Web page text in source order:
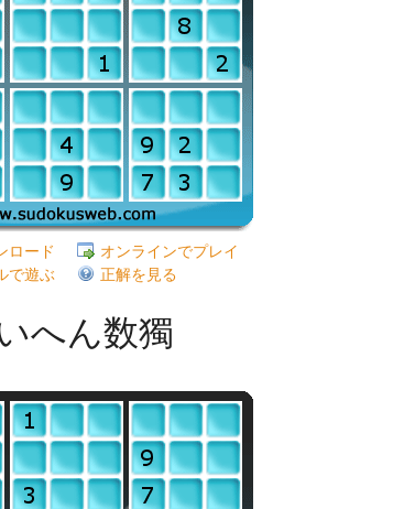
ロード
オンラインでプレイ
で遊ぶ
正解を見る
へん数獨